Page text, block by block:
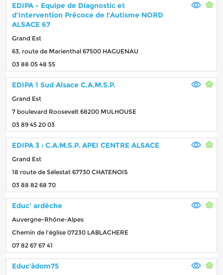
EDIPA - Equipe de Diagnostic et
d'Intervention Précoce de l'Autisme NORD
ALSACE 67
Grand Est
63, route de Marienthal 67500 HAGUENAU
03 88 05 48 55
EDIPA 1 Sud Alsace C.A.M.S.P.
Grand Est
7 boulevard Roosevelt 68200 MULHOUSE
03 89 45 20 03
EDIPA 3 : C.A.M.S.P. APEI CENTRE ALSACE
Grand Est
18 route de Sélestat 67730 CHATENOIS
03 88 82 68 70
Educ' ardèche
Auvergne-Rhône-Alpes
Chemin de l'église 07230 LABLACHERE
07 82 67 67 41
Educ’àdom75